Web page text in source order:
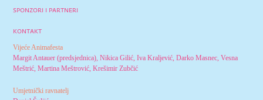
sponzori i partneri
kontakt
Vijeće Animafesta
Margit Antauer (predsjednica), Nikica Gilić, Iva Kraljević, Darko Masnec, Vesna
Meštrić, Martina Meštrović, Krešimir Zubčić
Umjetnički ravnatelj